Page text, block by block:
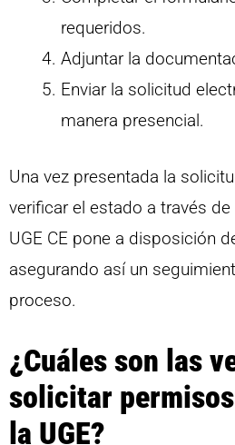
requeridos.
Adjuntar la
Enviar la solicitud
manera presencial.
Una vez presentada la
verificar el estado a través
UGE CE pone a disposición
asegurando así un
proceso.
¿Cuáles son las
solicitar
la UGE?